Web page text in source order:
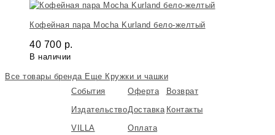
Кофейная пара Mocha Kurland бело-желтый
40 700 р.
В наличии
Все товары бренда Еще Кружки и чашки
События
Издательство
VILLA
Оферта
Доставка
Оплата
Возврат
Контакты